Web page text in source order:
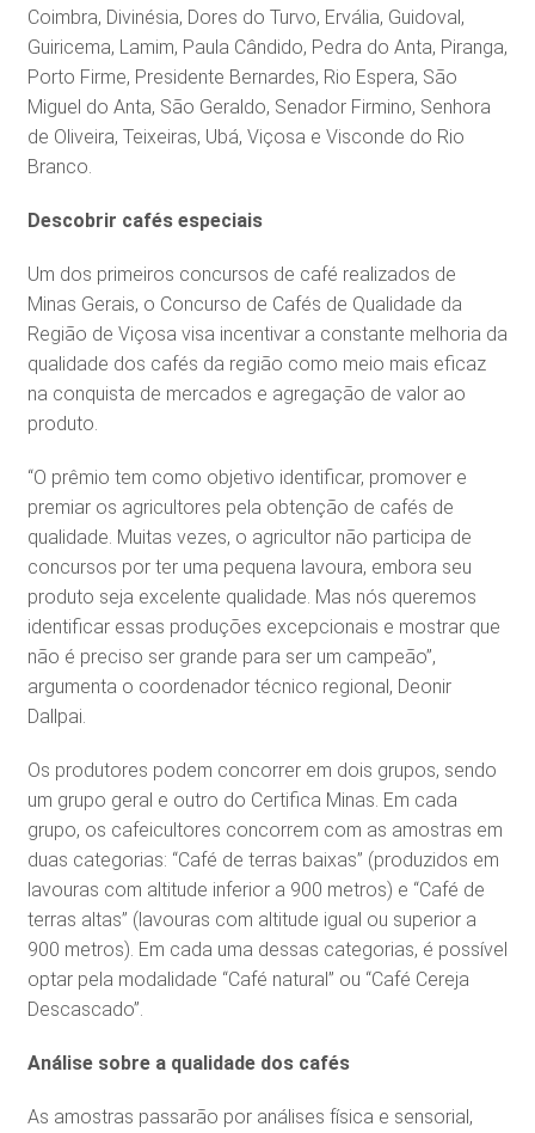
Coimbra, Divinésia, Dores do Turvo, Ervália, Guidoval,
Guiricema, Lamim, Paula Cândido, Pedra do Anta, Piranga,
Porto Firme, Presidente Bernardes, Rio Espera, São
Miguel do Anta, São Geraldo, Senador Firmino, Senhora
de Oliveira, Teixeiras, Ubá, Viçosa e Visconde do Rio
Branco.
Descobrir cafés especiais
Um dos primeiros concursos de café realizados de
Minas Gerais, o Concurso de Cafés de Qualidade da
Região de Viçosa visa incentivar a constante melhoria da
qualidade dos cafés da região como meio mais eficaz
na conquista de mercados e agregação de valor ao
produto.
“O prêmio tem como objetivo identificar, promover e
premiar os agricultores pela obtenção de cafés de
qualidade. Muitas vezes, o agricultor não participa de
concursos por ter uma pequena lavoura, embora seu
produto seja excelente qualidade. Mas nós queremos
identificar essas produções excepcionais e mostrar que
não é preciso ser grande para ser um campeão”,
argumenta o coordenador técnico regional, Deonir
Dallpai.
Os produtores podem concorrer em dois grupos, sendo
um grupo geral e outro do Certifica Minas. Em cada
grupo, os cafeicultores concorrem com as amostras em
duas categorias: “Café de terras baixas” (produzidos em
lavouras com altitude inferior a 900 metros) e “Café de
terras altas” (lavouras com altitude igual ou superior a
900 metros). Em cada uma dessas categorias, é possível
optar pela modalidade “Café natural” ou “Café Cereja
Descascado”.
Análise sobre a qualidade dos cafés
As amostras passarão por análises física e sensorial,